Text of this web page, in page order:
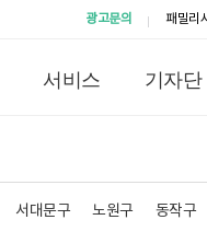
광고문의 패밀리
서비스 기자단
서대문구 노원구 동작구